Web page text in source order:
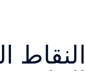
النقاط